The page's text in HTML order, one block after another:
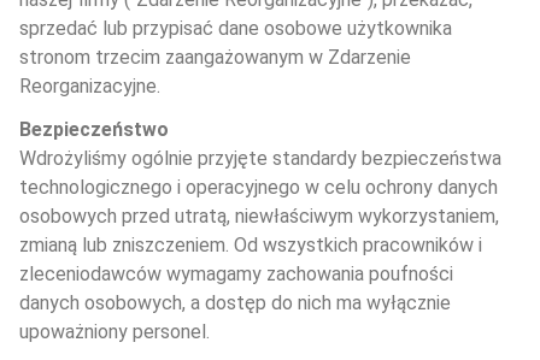
sprzedać lub przypisać dane osobowe użytkownika
stronom trzecim zaangażowanym w Zdarzenie
Reorganizacyjne.
Bezpieczeństwo
Wdrożyliśmy ogólnie przyjęte standardy bezpieczeństwa
technologicznego i operacyjnego w celu ochrony danych
osobowych przed utratą, niewłaściwym wykorzystaniem,
zmianą lub zniszczeniem. Od wszystkich pracowników i
zleceniodawców wymagamy zachowania poufności
danych osobowych, a dostęp do nich ma wyłącznie
upoważniony personel.